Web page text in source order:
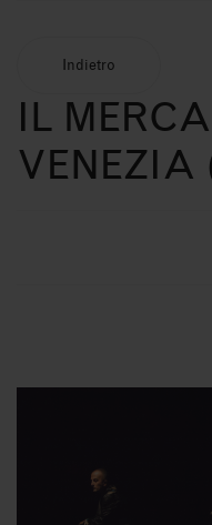
Indietro
IL
VENEZIA